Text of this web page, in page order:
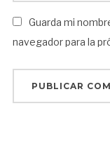
Guarda mi
navegador para la